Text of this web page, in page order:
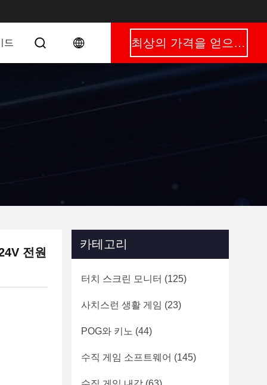
드 최상의 가격을 얻으세요
전원
카테고리
터치 스크린 모니터 (125)
사치스런 생활 게임 (23)
POG와 키노 (44)
수직 게임 소프트웨어 (145)